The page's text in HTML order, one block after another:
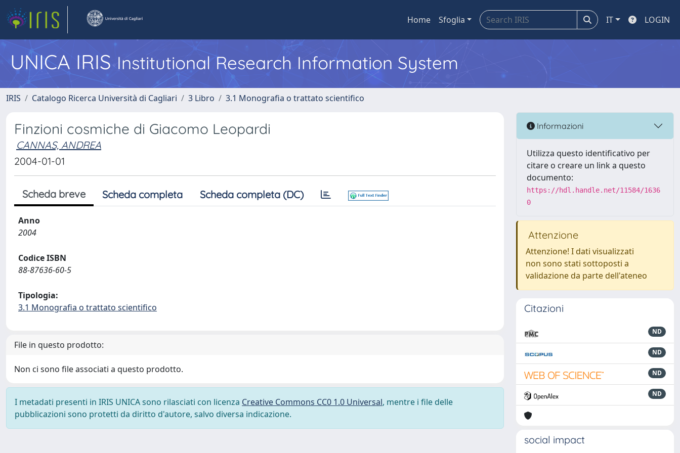
Home Sfoglia IT LOGIN
UNICA IRISInstitutional Research Information System
IRIS Catalogo Ricerca Università di Cagliari 3 Libro 3.1 Monografia o trattato scientifico
Finzioni cosmiche di Giacomo Leopardi
CANNAS, ANDREA
2004-01-01
Scheda breve Scheda completa Scheda completa (DC)
Anno
2004
Codice ISBN
88-87636-60-5
Tipologia:
3.1 Monografia o trattato scientifico
File in questo prodotto:
Non ci sono file associati a questo prodotto.
I metadati presenti in IRIS UNICA sono rilasciati con licenza Creative Commons CC0 1.0 Universal, mentre i file delle
pubblicazioni sono protetti da diritto d'autore, salvo diversa indicazione.
Informazioni
Utilizza questo identificativo per
citare o creare un link a questo
documento:
https://hdl.handle.net/11584/1636
0
Attenzione
Attenzione! I dati visualizzati
non sono stati sottoposti a
validazione da parte dell'ateneo
Citazioni
ND
ND
ND
ND
social impact